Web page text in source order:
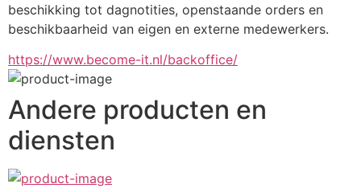
beschikking tot dagnotities, openstaande orders en
beschikbaarheid van eigen en externe medewerkers.
https://www.become-it.nl/backoffice/
Andere producten en
diensten